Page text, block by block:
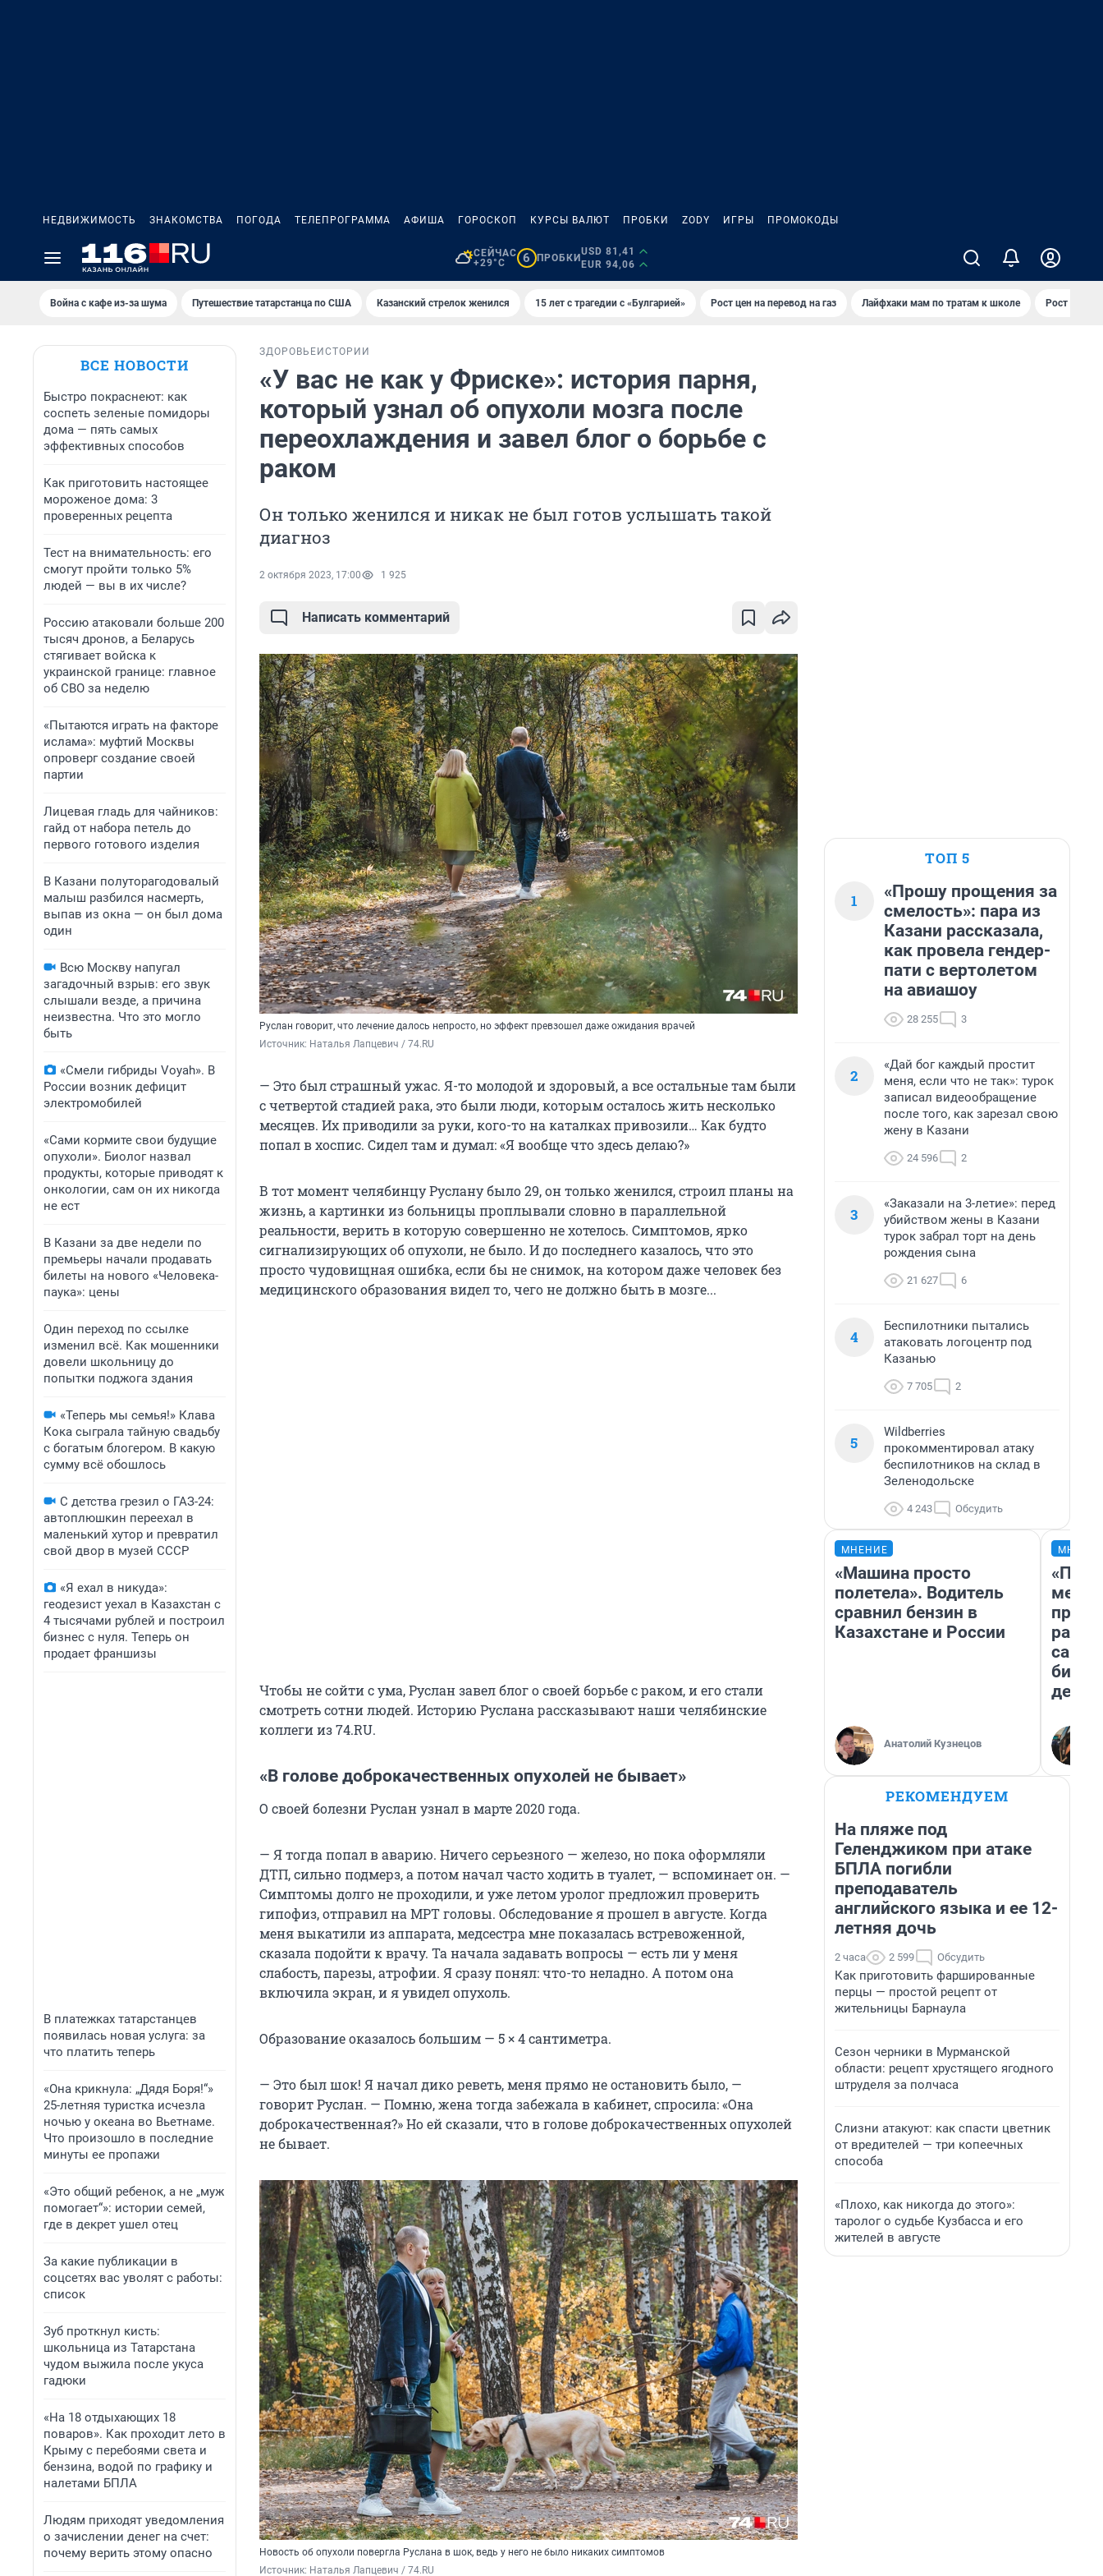
НЕДВИЖИМОСТЬ ЗНАКОМСТВА ПОГОДА ТЕЛЕПРОГРАММА АФИША ГОРОСКОП КУРСЫ ВАЛЮТ ПРОБКИ ZODY ИГРЫ ПРОМОКОДЫ
СЕЙЧАС
+29°C
6 ПРОБКИ
USD 81,41
EUR 94,06
Война с кафе из-за шума Путешествие татарстанца по США Казанский стрелок женился 15 лет с трагедии с «Булгарией» Рост цен на перевод на газ Лайфхаки мам по тратам к школе Рост цен на
ВСЕ НОВОСТИ
Быстро покраснеют: как
соспеть зеленые помидоры
дома — пять самых
эффективных способов
Как приготовить настоящее
мороженое дома: 3
проверенных рецепта
Тест на внимательность: его
смогут пройти только 5%
людей — вы в их числе?
Россию атаковали больше 200
тысяч дронов, а Беларусь
стягивает войска к
украинской границе: главное
об СВО за неделю
«Пытаются играть на факторе
ислама»: муфтий Москвы
опроверг создание своей
партии
Лицевая гладь для чайников:
гайд от набора петель до
первого готового изделия
В Казани полуторагодовалый
малыш разбился насмерть,
выпав из окна — он был дома
один
Всю Москву напугал
загадочный взрыв: его звук
слышали везде, а причина
неизвестна. Что это могло
быть
«Смели гибриды Voyah». В
России возник дефицит
электромобилей
«Сами кормите свои будущие
опухоли». Биолог назвал
продукты, которые приводят к
онкологии, сам он их никогда
не ест
В Казани за две недели по
премьеры начали продавать
билеты на нового «Человека-
паука»: цены
Один переход по ссылке
изменил всё. Как мошенники
довели школьницу до
попытки поджога здания
«Теперь мы семья!» Клава
Кока сыграла тайную свадьбу
с богатым блогером. В какую
сумму всё обошлось
С детства грезил о ГАЗ-24:
автоплюшкин переехал в
маленький хутор и превратил
свой двор в музей СССР
«Я ехал в никуда»:
геодезист уехал в Казахстан с
4 тысячами рублей и построил
бизнес с нуля. Теперь он
продает франшизы
В платежках татарстанцев
появилась новая услуга: за
что платить теперь
«Она крикнула: „Дядя Боря!“»
25-летняя туристка исчезла
ночью у океана во Вьетнаме.
Что произошло в последние
минуты ее пропажи
«Это общий ребенок, а не „муж
помогает“»: истории семей,
где в декрет ушел отец
За какие публикации в
соцсетях вас уволят с работы:
список
Зуб проткнул кисть:
школьница из Татарстана
чудом выжила после укуса
гадюки
«На 18 отдыхающих 18
поваров». Как проходит лето в
Крыму с перебоями света и
бензина, водой по графику и
налетами БПЛА
Людям приходят уведомления
о зачислении денег на счет:
почему верить этому опасно
ЗДОРОВЬЕ ИСТОРИИ
«У вас не как у Фриске»: история парня,
который узнал об опухоли мозга после
переохлаждения и завел блог о борьбе с
раком
Он только женился и никак не был готов услышать такой
диагноз
2 октября 2023, 17:00 1 925
Написать комментарий
Руслан говорит, что лечение далось непросто, но эффект превзошел даже ожидания врачей
Источник: Наталья Лапцевич / 74.RU
— Это был страшный ужас. Я-то молодой и здоровый, а все остальные там были
с четвертой стадией рака, это были люди, которым осталось жить несколько
месяцев. Их приводили за руки, кого-то на каталках привозили… Как будто
попал в хоспис. Сидел там и думал: «Я вообще что здесь делаю?»
В тот момент челябинцу Руслану было 29, он только женился, строил планы на
жизнь, а картинки из больницы проплывали словно в параллельной
реальности, верить в которую совершенно не хотелось. Симптомов, ярко
сигнализирующих об опухоли, не было. И до последнего казалось, что это
просто чудовищная ошибка, если бы не снимок, на котором даже человек без
медицинского образования видел то, чего не должно быть в мозге...
Чтобы не сойти с ума, Руслан завел блог о своей борьбе с раком, и его стали
смотреть сотни людей. Историю Руслана рассказывают наши челябинские
коллеги из 74.RU.
«В голове доброкачественных опухолей не бывает»
О своей болезни Руслан узнал в марте 2020 года.
— Я тогда попал в аварию. Ничего серьезного — железо, но пока оформляли
ДТП, сильно подмерз, а потом начал часто ходить в туалет, — вспоминает он. —
Симптомы долго не проходили, и уже летом уролог предложил проверить
гипофиз, отправил на МРТ головы. Обследование я прошел в августе. Когда
меня выкатили из аппарата, медсестра мне показалась встревоженной,
сказала подойти к врачу. Та начала задавать вопросы — есть ли у меня
слабость, парезы, атрофии. Я сразу понял: что-то неладно. А потом она
включила экран, и я увидел опухоль.
Образование оказалось большим — 5 × 4 сантиметра.
— Это был шок! Я начал дико реветь, меня прямо не остановить было, —
говорит Руслан. — Помню, жена тогда забежала в кабинет, спросила: «Она
доброкачественная?» Но ей сказали, что в голове доброкачественных опухолей
не бывает.
Новость об опухоли повергла Руслана в шок, ведь у него не было никаких симптомов
Источник: Наталья Лапцевич / 74.RU
ТОП 5
1
«Прошу прощения за
смелость»: пара из
Казани рассказала,
как провела гендер-
пати с вертолетом
на авиашоу
28 255 3
2
«Дай бог каждый простит
меня, если что не так»: турок
записал видеообращение
после того, как зарезал свою
жену в Казани
24 596 2
3
«Заказали на 3-летие»: перед
убийством жены в Казани
турок забрал торт на день
рождения сына
21 627 6
4
Беспилотники пытались
атаковать логоцентр под
Казанью
7 705 2
5
Wildberries
прокомментировал атаку
беспилотников на склад в
Зеленодольске
4 243 Обсудить
МНЕНИЕ
«Машина просто
полетела». Водитель
сравнил бензин в
Казахстане и России
Анатолий Кузнецов
РЕКОМЕНДУЕМ
На пляже под
Геленджиком при атаке
БПЛА погибли
преподаватель
английского языка и ее 12-
летняя дочь
2 часа 2 599 Обсудить
Как приготовить фаршированные
перцы — простой рецепт от
жительницы Барнаула
Сезон черники в Мурманской
области: рецепт хрустящего ягодного
штруделя за полчаса
Слизни атакуют: как спасти цветник
от вредителей — три копеечных
способа
«Плохо, как никогда до этого»:
таролог о судьбе Кузбасса и его
жителей в августе